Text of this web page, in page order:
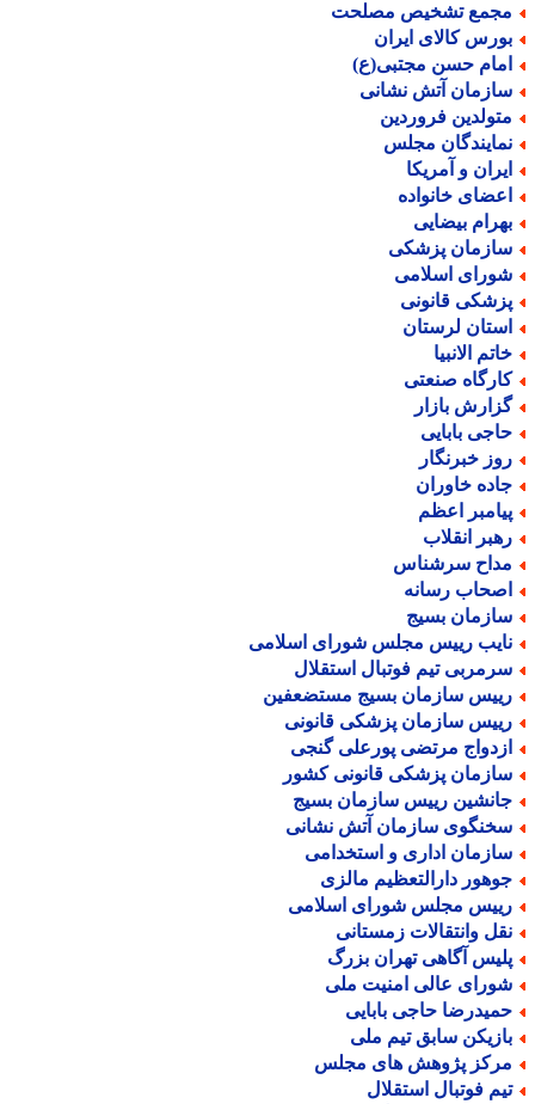
تشخیص مصلحت
کالای ایران
حسن مجتبی(ع)
آتش نشانی
فروردین
مجلس
و آمریکا
خانواده
بیضایی
پزشکی
اسلامی
قانونی
لرستان
الانبیا
صنعتی
بازار
بابایی
خبرنگار
خاوران
اعظم
انقلاب
سرشناس
رسانه
بسیج
رییس مجلس شورای اسلامی
تیم فوتبال استقلال
سازمان بسیج مستضعفین
سازمان پزشکی قانونی
مرتضی پورعلی گنجی
پزشکی قانونی کشور
رییس سازمان بسیج
سازمان آتش نشانی
اداری و استخدامی
دارالتعظیم مالزی
مجلس شورای اسلامی
وانتقالات زمستانی
آگاهی تهران بزرگ
عالی امنیت ملی
حاجی بابایی
سابق تیم ملی
پژوهش های مجلس
فوتبال استقلال